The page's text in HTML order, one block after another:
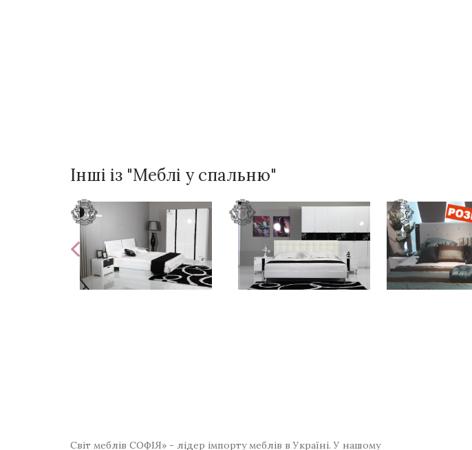
Інші із "Меблі у спальню"
Світ меблів СОФІЯ» - лідер імпорту меблів в Україні. У нашому